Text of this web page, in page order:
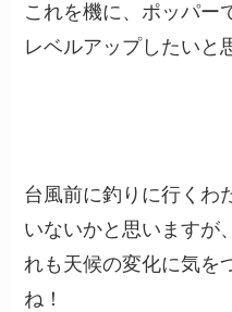
これを機に、ポッパー
レベルアップしたいと
台風前に釣りに行くわ
いないかと思いますが
れも天候の変化に気を
ね！